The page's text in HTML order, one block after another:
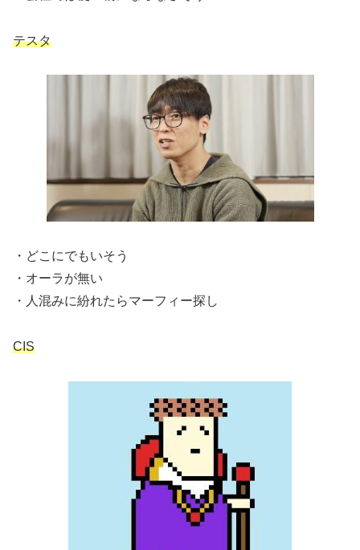
テスタ
・どこにでもいそう
・オーラが無い
・人混みに紛れたらマーフィー探し
CIS